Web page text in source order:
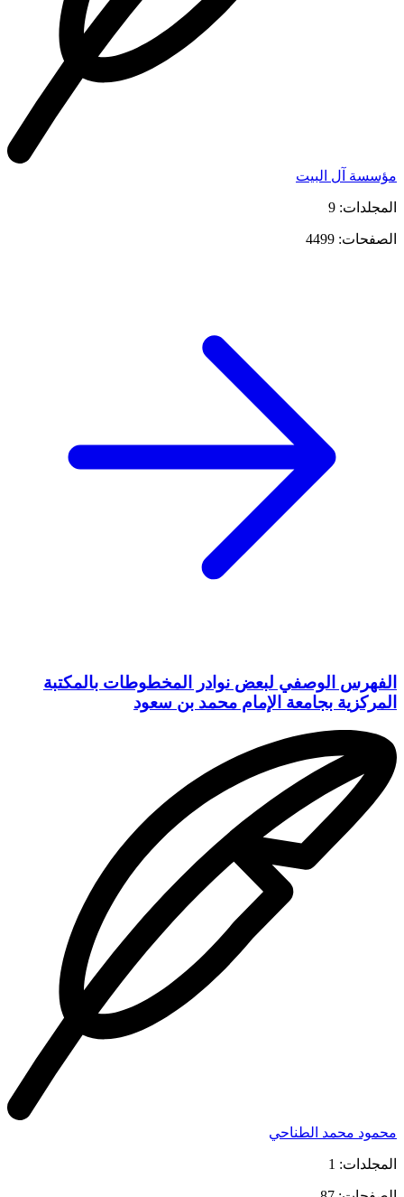
مؤسسة آل البيت
المجلدات: 9
الصفحات: 4499
الفهرس الوصفي لبعض نوادر المخطوطات بالمكتبة
المركزية بجامعة الإمام محمد بن سعود
محمود محمد الطناحي
المجلدات: 1